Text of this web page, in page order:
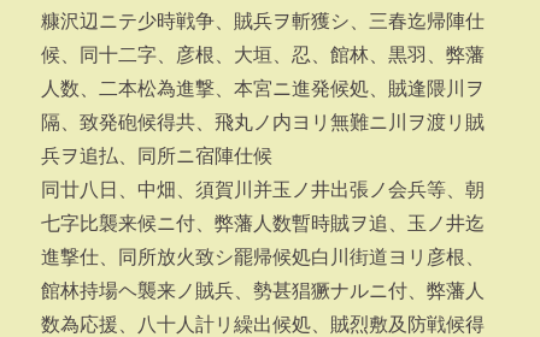
糠沢辺ニテ少時戦争、賊兵ヲ斬獲シ、三春迄帰陣仕
候、同十二字、彦根、大垣、忍、館林、黒羽、弊藩
人数、二本松為進撃、本宮ニ進発候処、賊逢隈川ヲ
隔、致発砲候得共、飛丸ノ内ヨリ無難ニ川ヲ渡リ賊
兵ヲ追払、同所ニ宿陣仕候
同廿八日、中畑、須賀川并玉ノ井出張ノ会兵等、朝
七字比襲来候ニ付、弊藩人数暫時賊ヲ追、玉ノ井迄
進撃仕、同所放火致シ罷帰候処白川街道ヨリ彦根、
館林持場ヘ襲来ノ賊兵、勢甚猖獗ナルニ付、弊藩人
数為応援、八十人計リ繰出候処、賊烈敷及防戦候得